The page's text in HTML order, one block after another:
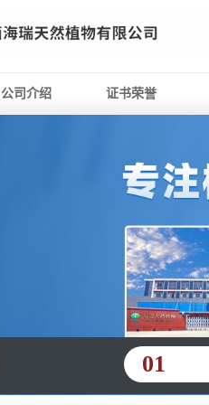
公司介绍 证书荣誉
01